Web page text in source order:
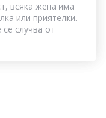
всяка жена има
или приятелки.
случва от